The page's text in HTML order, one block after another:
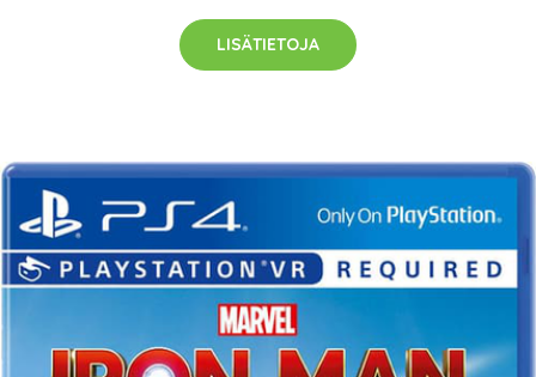
LISÄTIETOJA